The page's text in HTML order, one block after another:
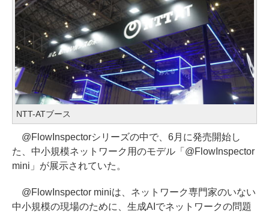
NTT-ATブース
@FlowInspectorシリーズの中で、6月に発売開始し
た、中小規模ネットワーク用のモデル「@FlowInspector
mini」が展示されていた。
@FlowInspector miniは、ネットワーク専門家のいない
中小規模の現場のために、生成AIでネットワークの問題